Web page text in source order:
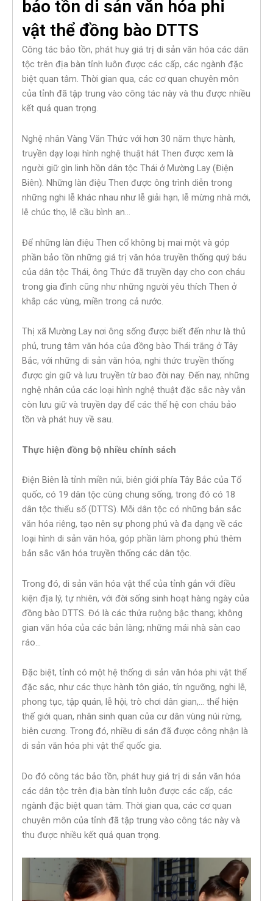
bảo tồn di sản văn hóa phi
vật thể đồng bào DTTS
Công tác bảo tồn, phát huy giá trị di sản văn hóa các dân
tộc trên địa bàn tỉnh luôn được các cấp, các ngành đặc
biệt quan tâm. Thời gian qua, các cơ quan chuyên môn
của tỉnh đã tập trung vào công tác này và thu được nhiều
kết quả quan trọng.
Nghệ nhân Vàng Văn Thức với hơn 30 năm thực hành,
truyền dạy loại hình nghệ thuật hát Then được xem là
người giữ gìn linh hồn dân tộc Thái ở Mường Lay (Điện
Biên). Những làn điệu Then được ông trình diễn trong
những nghi lễ khác nhau như lễ giải hạn, lễ mừng nhà mới,
lễ chúc thọ, lễ cầu bình an…
Để những làn điệu Then cổ không bị mai một và góp
phần bảo tồn những giá trị văn hóa truyền thống quý báu
của dân tộc Thái, ông Thức đã truyền dạy cho con cháu
trong gia đình cũng như những người yêu thích Then ở
khắp các vùng, miền trong cả nước.
Thị xã Mường Lay nơi ông sống được biết đến như là thủ
phủ, trung tâm văn hóa của đồng bào Thái trắng ở Tây
Bắc, với những di sản văn hóa, nghi thức truyền thống
được gìn giữ và lưu truyền từ bao đời nay. Đến nay, những
nghệ nhân của các loại hình nghệ thuật đặc sắc này vẫn
còn lưu giữ và truyền dạy để các thế hệ con cháu bảo
tồn và phát huy về sau.
Thực hiện đồng bộ nhiều chính sách
Điện Biên là tỉnh miền núi, biên giới phía Tây Bắc của Tổ
quốc, có 19 dân tộc cùng chung sống, trong đó có 18
dân tộc thiểu số (DTTS). Mỗi dân tộc có những bản sắc
văn hóa riêng, tạo nên sự phong phú và đa dạng về các
loại hình di sản văn hóa, góp phần làm phong phú thêm
bản sắc văn hóa truyền thống các dân tộc.
Trong đó, di sản văn hóa vật thể của tỉnh gắn với điều
kiện địa lý, tự nhiên, với đời sống sinh hoạt hàng ngày của
đồng bào DTTS. Đó là các thửa ruộng bậc thang; không
gian văn hóa của các bản làng; những mái nhà sàn cao
ráo…
Đặc biệt, tỉnh có một hệ thống di sản văn hóa phi vật thể
đặc sắc, như các thực hành tôn giáo, tín ngưỡng, nghi lễ,
phong tục, tập quán, lễ hội, trò chơi dân gian,… thể hiện
thế giới quan, nhân sinh quan của cư dân vùng núi rừng,
biên cương. Trong đó, nhiều di sản đã được công nhận là
di sản văn hóa phi vật thể quốc gia.
Do đó công tác bảo tồn, phát huy giá trị di sản văn hóa
các dân tộc trên địa bàn tỉnh luôn được các cấp, các
ngành đặc biệt quan tâm. Thời gian qua, các cơ quan
chuyên môn của tỉnh đã tập trung vào công tác này và
thu được nhiều kết quả quan trọng.